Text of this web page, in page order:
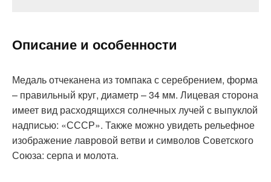
Описание и особенности
Медаль отчеканена из томпака с серебрением, форма
– правильный круг, диаметр – 34 мм. Лицевая сторона
имеет вид расходящихся солнечных лучей с выпуклой
надписью: «СССР». Также можно увидеть рельефное
изображение лавровой ветви и символов Советского
Союза: серпа и молота.